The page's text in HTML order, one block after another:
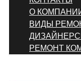
О
ВИДЫ
РЕМОНТ